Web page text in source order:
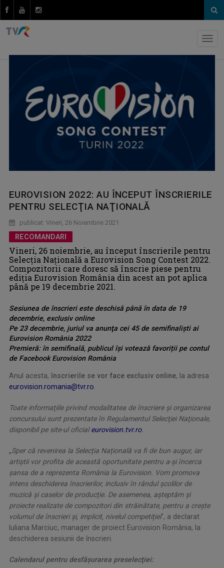
EUROVISION 2022: AU ÎNCEPUT ÎNSCRIERILE
PENTRU SELECŢIA NAŢIONALĂ
publicat: Vineri, 26 Noiembrie 2021
RECOMANDARI
Vineri, 26 noiembrie, au început înscrierile pentru
Selecţia Naţională a Eurovision Song Contest 2022.
Compozitorii care doresc să înscrie piese pentru
ediția Eurovision România din acest an pot aplica
până pe 19 decembrie 2021.
Sesiunea de înscrieri este deschisă până în data de 19
decembrie, exclusiv online
Pe 23 decembrie, juriul va anunţa cei 45 de semifinalişti ai
Eurovision România 2022
Premieră: în semifinală, publicul își votează favoriții pe contul
de Facebook Eurovision România
Anul acesta, înscrierile se vor face exclusiv online, la adresa
eurovision.romania@tvr.ro
Toate informaţiile privind modalitatea de înscriere și organizarea
concursuluisunt prezentate în Regulamentul Selecţiei Naţionale,
disponibil pe site-ul oficialeurovision.tvr.ro.
„Sper că revenirea la Selecția Națională va fi de bun augur, iar
artiștii vor profita de această oportunitate pentru a-și încerca
șansa de a reprezenta România la Eurovision. Vom promova
intens deschiderea înscrierilor, inclusiv în rândulșcolilor de
muzică și caselor de producție. De asemenea, așteptăm și
proiecte realizate de compozitori din străinătate, pentru a crește
volumul de înscrieriși, implicit, nivelul competiției”, a declarat
Iuliana Marciuc, manager de proiect Eurovision România, la
deschiderea sesiunii de înscrieri.
Calendarul pentru desfăşurarea preselecţiei: